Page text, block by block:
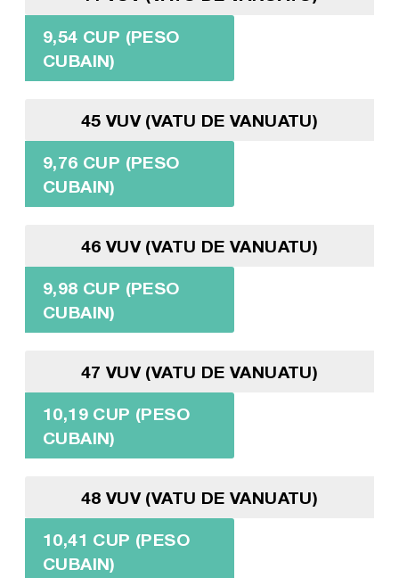
9,54 CUP (PESO
CUBAIN)
45 VUV (VATU DE VANUATU)
9,76 CUP (PESO
CUBAIN)
46 VUV (VATU DE VANUATU)
9,98 CUP (PESO
CUBAIN)
47 VUV (VATU DE VANUATU)
10,19 CUP (PESO
CUBAIN)
48 VUV (VATU DE VANUATU)
10,41 CUP (PESO
CUBAIN)